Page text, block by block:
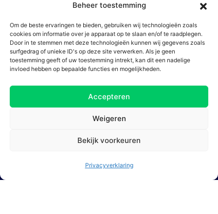
Beheer toestemming
Om de beste ervaringen te bieden, gebruiken wij technologieën zoals
cookies om informatie over je apparaat op te slaan en/of te raadplegen.
Door in te stemmen met deze technologieën kunnen wij gegevens zoals
surfgedrag of unieke ID's op deze site verwerken. Als je geen
toestemming geeft of uw toestemming intrekt, kan dit een nadelige
invloed hebben op bepaalde functies en mogelijkheden.
Accepteren
Weigeren
Bekijk voorkeuren
Privacyverklaring
Koningin Wilhelminaplein 30 Prinsenhof
Gebouw
1062 KR Amsterdam